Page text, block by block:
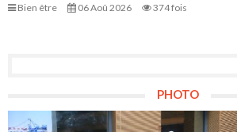
Bien être 06 Aoû 2026 374 fois
PHOTO